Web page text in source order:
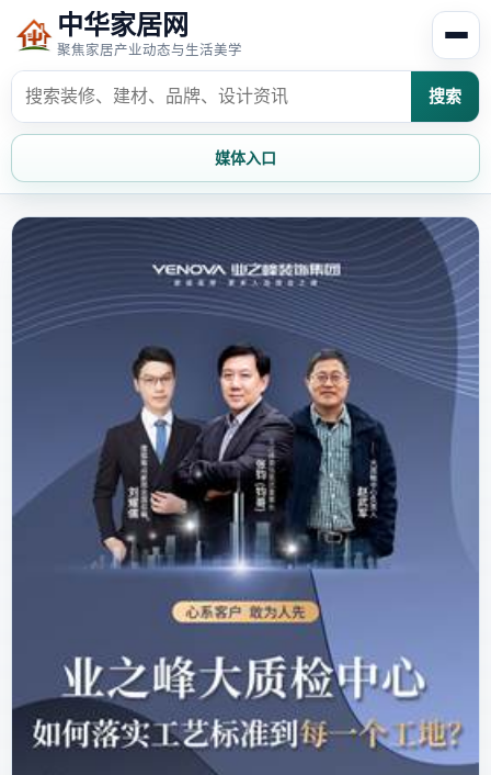
中华家居网
聚焦家居产业动态与生活美学
搜索
媒体入口
家居资讯
家居欣赏
装修设计
家居文化
家装攻略 创意家居